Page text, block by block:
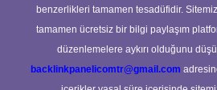
benzerlikleri tamamen tesadüfidir.
tamamen ücretsiz bir bilgi paylaşım
düzenlemelere aykırı olduğunu
backlinkpanelicomtr@gmail.com